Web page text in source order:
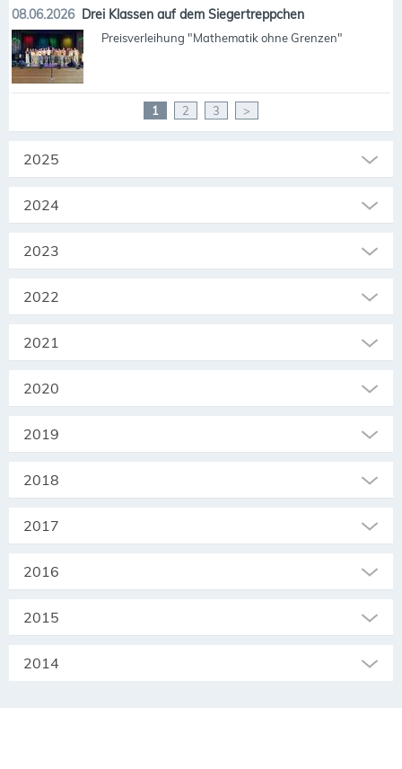
08.06.2026 Drei Klassen auf dem Siegertreppchen
Preisverleihung "Mathematik ohne Grenzen"
1 2 3 >
2025
2024
2023
2022
2021
2020
2019
2018
2017
2016
2015
2014